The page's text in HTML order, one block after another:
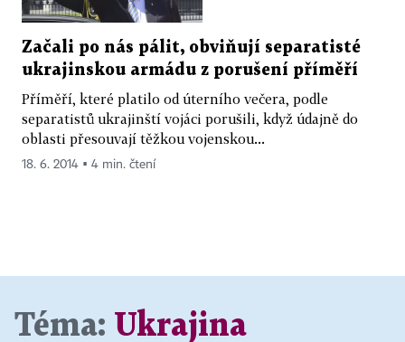
Začali po nás pálit, obviňují separatisté
ukrajinskou armádu z porušení příměří
Příměří, které platilo od úterního večera, podle
separatistů ukrajinští vojáci porušili, když údajně do
oblasti přesouvají těžkou vojenskou...
18. 6. 2014 ▪ 4 min. čtení
Téma: Ukrajina